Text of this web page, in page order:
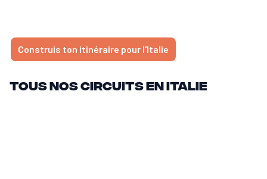
Construis ton itinéraire pour l'Italie
Tous nos circuits en Italie